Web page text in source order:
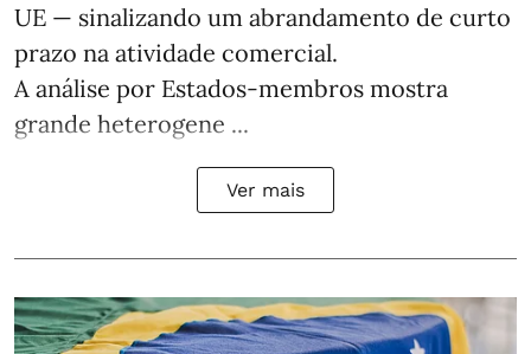
UE — sinalizando um abrandamento de curto
prazo na atividade comercial.
A análise por Estados‑membros mostra
grande heterogene ...
Ver mais